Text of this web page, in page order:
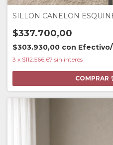
SILLON CANELON
$337.700,00
$303.930,00 con
3 x $112.566,67 sin interés
COMPRAR